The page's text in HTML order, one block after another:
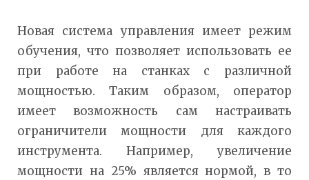
Новая система управления имеет режим
обучения, что позволяет использовать ее
при работе на станках с различной
мощностью. Таким образом, оператор
имеет возможность сам настраивать
ограничители мощности для каждого
инструмента. Например, увеличение
мощности на 25% является нормой, в то